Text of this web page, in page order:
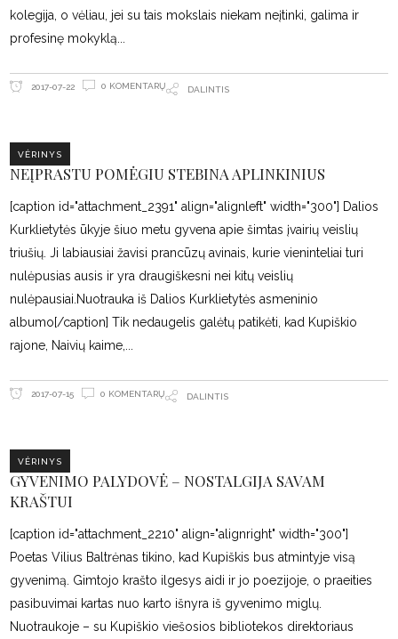
kolegija, o vėliau, jei su tais mokslais niekam neįtinki, galima ir
profesinę mokyklą
2017-07-22 0 KOMENTARŲ DALINTIS
VĖRINYS
NEĮPRASTU POMĖGIU STEBINA APLINKINIUS
[caption id="attachment_2391" align="alignleft" width="300"] Dalios
Kurklietytės ūkyje šiuo metu gyvena apie šimtas įvairių veislių
triušių. Ji labiausiai žavisi prancūzų avinais, kurie vieninteliai turi
nulėpusias ausis ir yra draugiškesni nei kitų veislių
nulėpausiai.Nuotrauka iš Dalios Kurklietytės asmeninio
albumo[/caption] Tik nedaugelis galėtų patikėti, kad Kupiškio
rajone, Naivių kaime,
2017-07-15 0 KOMENTARŲ DALINTIS
VĖRINYS
GYVENIMO PALYDOVĖ – NOSTALGIJA SAVAM
KRAŠTUI
[caption id="attachment_2210" align="alignright" width="300"]
Poetas Vilius Baltrėnas tikino, kad Kupiškis bus atmintyje visą
gyvenimą. Gimtojo krašto ilgesys aidi ir jo poezijoje, o praeities
pasibuvimai kartas nuo karto išnyra iš gyvenimo miglų.
Nuotraukoje – su Kupiškio viešosios bibliotekos direktoriaus